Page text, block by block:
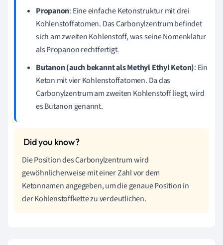
Propanon: Eine einfache Ketonstruktur mit drei
Kohlenstoffatomen. Das Carbonylzentrum befindet
sich am zweiten Kohlenstoff, was seine Nomenklatur
als Propanon rechtfertigt.
Butanon (auch bekannt als Methyl Ethyl Keton): Ein
Keton mit vier Kohlenstoffatomen. Da das
Carbonylzentrum am zweiten Kohlenstoff liegt, wird
es Butanon genannt.
Die Position des Carbonylzentrum wird
gewöhnlicherweise mit einer Zahl vor dem
Ketonnamen angegeben, um die genaue Position in
der Kohlenstoffkette zu verdeutlichen.